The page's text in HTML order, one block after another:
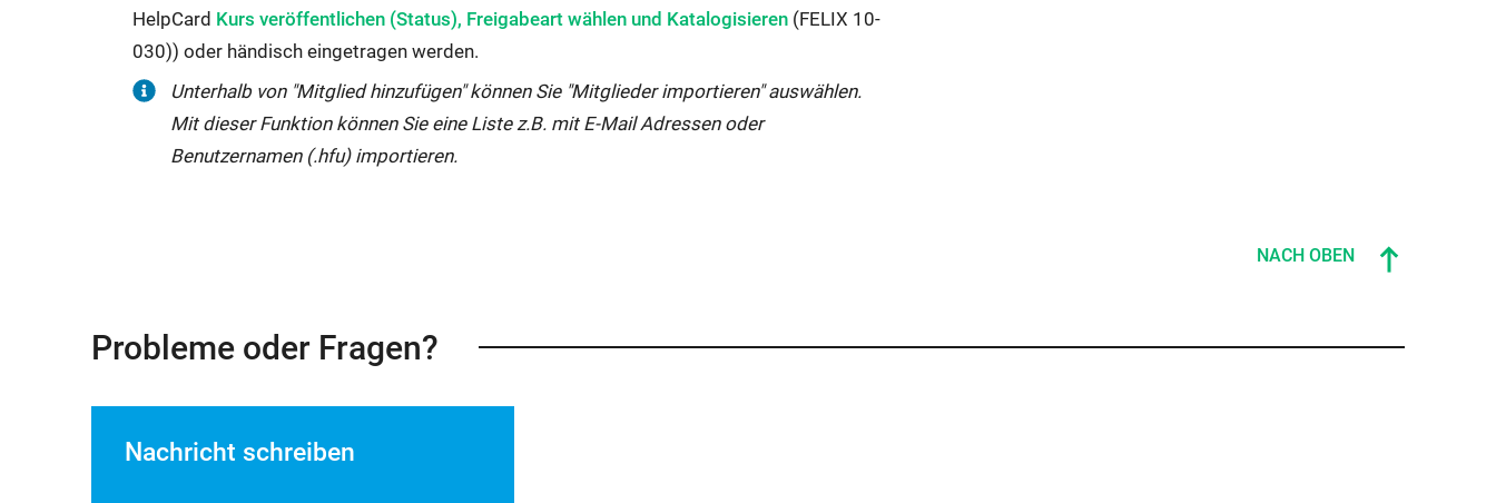
von
Teilnehmenden,
Editieren
der
Kursstruktur,
sowie
Kopieren,
und
Fenster
geöffnet:
wird
neuem
Fenster
HelpCard Externer
Link
wird
in
neuem
Kurs veröffentlichen (Status), Freigabeart wählen und Katalogisieren (FELIX 10-
030)) oder händisch eingetragen werden.
Unterhalb von "Mitglied hinzufügen" können Sie "Mitglieder importieren" auswählen.
Mit dieser Funktion können Sie eine Liste z.B. mit E-Mail Adressen oder
Benutzernamen (.hfu) importieren.
NACH OBEN
Probleme oder Fragen?
Nachricht schreiben